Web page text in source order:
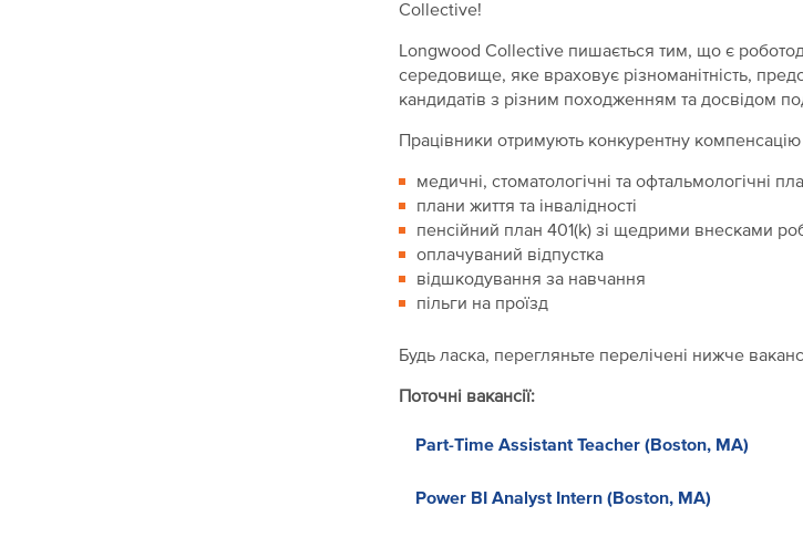
Collective!
Longwood Collective пишається тим, що є
середовище, яке враховує різноманітність,
кандидатів з різним походженням та досвідом
Працівники отримують конкурентну
медичні, стоматологічні та офтальмологічні
плани життя та інвалідності
пенсійний план 401(k) зі щедрими внесками
оплачуваний відпустка
відшкодування за навчання
пільги на проїзд
Будь ласка, перегляньте перелічені нижче
Поточні вакансії:
Part-Time Assistant Teacher (Boston, MA)
Power BI Analyst Intern (Boston, MA)